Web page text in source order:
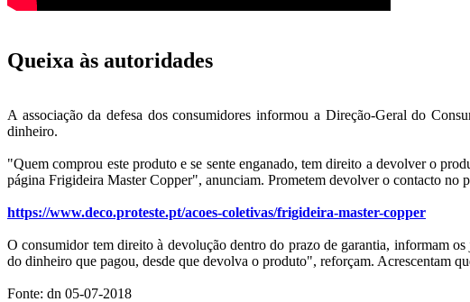
Queixa às autoridades
A associação da defesa dos consumidores informou a Direção-Geral do
dinheiro.
"Quem comprou este produto e se sente enganado, tem direito a devolver o
página Frigideira Master Copper", anunciam. Prometem devolver o contacto no
https://www.deco.proteste.pt/acoes-coletivas/frigideira-master-copper
O consumidor tem direito à devolução dentro do prazo de garantia, informam
do dinheiro que pagou, desde que devolva o produto", reforçam. Acrescentam
Fonte: dn 05-07-2018